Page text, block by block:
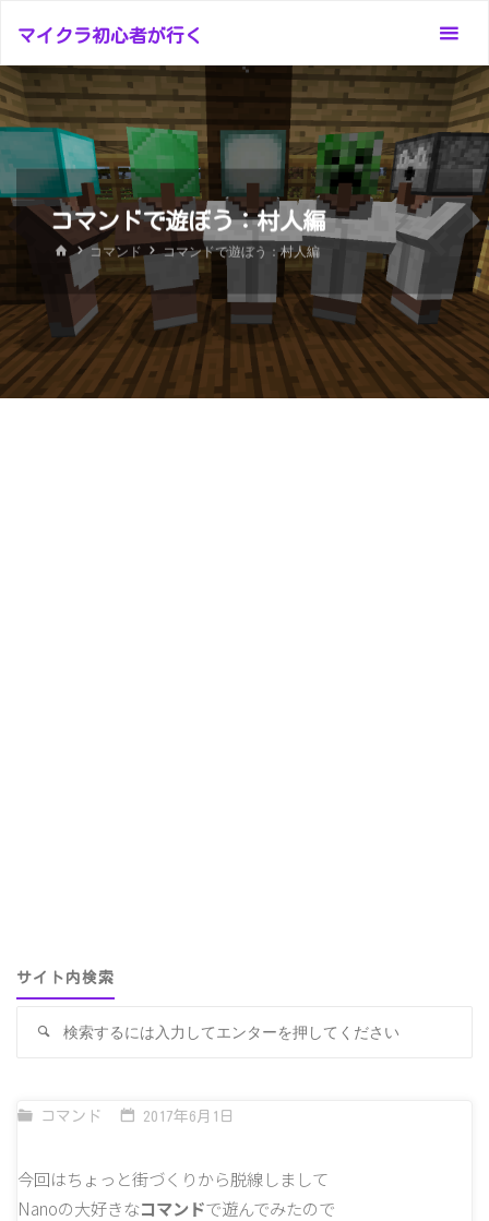
テ
ン
ツ
へ
ス
マイクラ初心者が行く
コマンドで遊ぼう：村人編
ホ
ー
ム
コマンド コマンドで遊ぼう：村人編
サイト内検索
検
コマンド 2017年6月1日
今回はちょっと街づくりから脱線しまして
Nanoの大好きなコマンドで遊んでみたので